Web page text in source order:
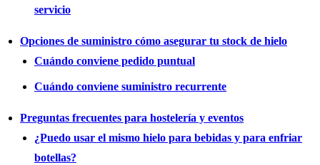
servicio
Opciones de suministro cómo asegurar tu stock de hielo
Cuándo conviene pedido puntual
Cuándo conviene suministro recurrente
Preguntas frecuentes para hostelería y eventos
¿Puedo usar el mismo hielo para bebidas y para enfriar
botellas?